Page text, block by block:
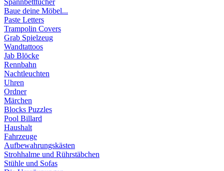
Spannbetttücher
Baue deine Möbel...
Paste Letters
Trampolin Covers
Grab Spielzeug
Wandtattoos
Jab Blöcke
Rennbahn
Nachtleuchten
Uhren
Ordner
Märchen
Blocks Puzzles
Pool Billard
Haushalt
Fahrzeuge
Aufbewahrungskästen
Strohhalme und Rührstäbchen
Stühle und Sofas